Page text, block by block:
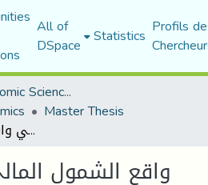
All of
DSpace Statistics Profils
Faculty of Economic Sciences, Commerce and Management Sciences
Master Thesis
واقع الشمول المالي وافاق تعزيزه في الجزائر
واقع الشمول